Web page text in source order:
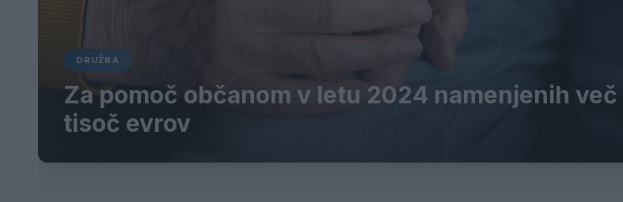
DRUŽBA
Za pomoč občanom v letu 2024 namenjenih več
tisoč evrov